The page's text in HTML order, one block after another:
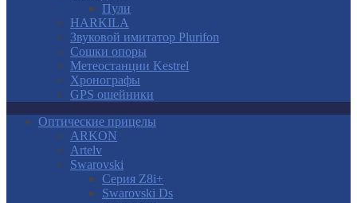
Пули
HARKILA
Звуковой имитатор Plurifon
Сошки опоры
Метеостанции Kestrel
Хронографы
GPS ошейники
Оптические прицелы
ARKON
Artelv
Swarovski
Серия Z8i+
Swarovski Ds